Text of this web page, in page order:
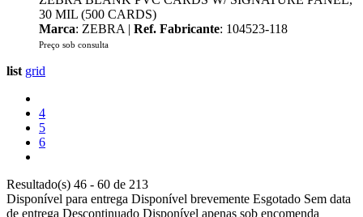
30 MIL (500 CARDS)
Marca: ZEBRA | Ref. Fabricante: 104523-118
Preço sob consulta
list grid
4
5
6
Resultado(s) 46 - 60 de 213
Disponível para entrega Disponível brevemente Esgotado Sem data
de entrega Descontinuado Disponível apenas sob encomenda